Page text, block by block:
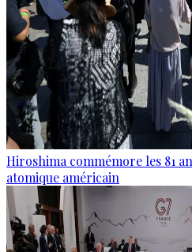
Hiroshima commémore les 81
atomique américain